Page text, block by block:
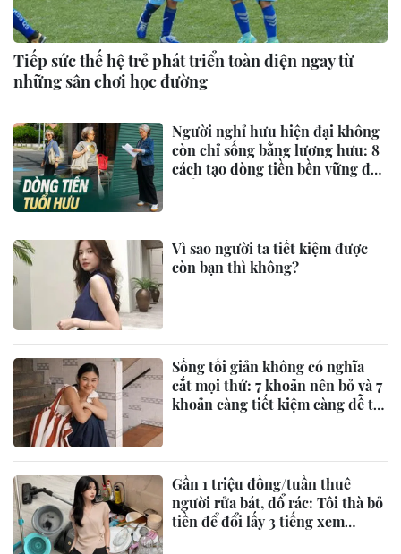
Tiếp sức thế hệ trẻ phát triển toàn diện ngay từ
những sân chơi học đường
Người nghỉ hưu hiện đại không
còn chỉ sống bằng lương hưu: 8
cách tạo dòng tiền bền vững để
Vì sao người ta tiết kiệm được
còn bạn thì không?
Sống tối giản không có nghĩa
cắt mọi thứ: 7 khoản nên bỏ và 7
khoản càng tiết kiệm càng dễ trả
Gần 1 triệu đồng/tuần thuê
người rửa bát, đổ rác: Tôi thà bỏ
tiền để đổi lấy 3 tiếng xem